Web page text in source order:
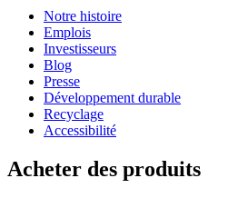
Notre histoire
Emplois
Investisseurs
Blog
Presse
Développement durable
Recyclage
Accessibilité
Acheter des produits